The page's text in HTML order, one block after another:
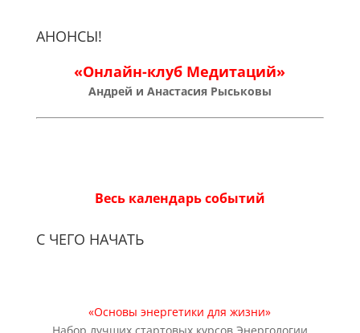
АНОНСЫ!
«Онлайн-клуб Медитаций»
Андрей и Анастасия Рыськовы
Весь календарь событий
С ЧЕГО НАЧАТЬ
«Основы энергетики для жизни»